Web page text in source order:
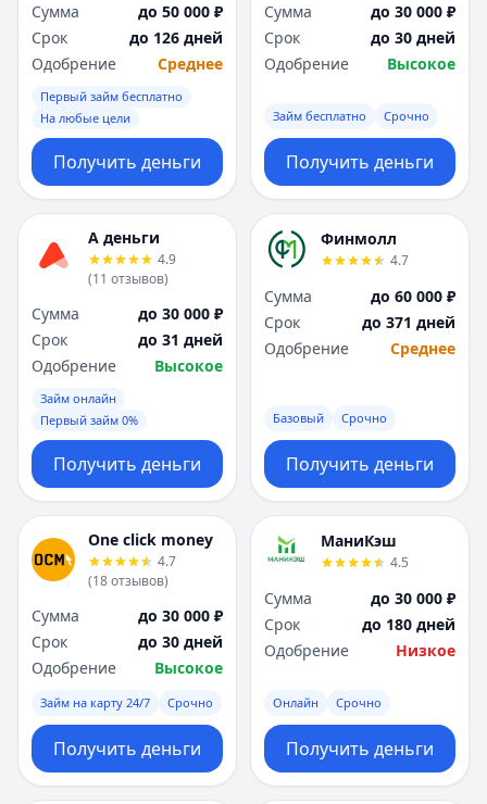
Сумма
до 50 000 ₽
Срок
до 126 дней
Одобрение
Среднее
Первый займ бесплатно
На любые цели
Получить деньги
Сумма
до 30 000 ₽
Срок
до 30 дней
Одобрение
Высокое
Займ бесплатно Срочно
Получить деньги
А деньги
4.9
(11 отзывов)
Сумма
до 30 000 ₽
Срок
до 31 дней
Одобрение
Высокое
Займ онлайн
Первый займ 0%
Получить деньги
Финмолл
4.7
Сумма
до 60 000 ₽
Срок
до 371 дней
Одобрение
Среднее
Базовый Срочно
Получить деньги
One click money
4.7
(18отзывов)
Сумма
до 30 000 ₽
Срок
до 30 дней
Одобрение
Высокое
Займ на карту 24/7 Срочно
Получить деньги
МаниКэш
4.5
Сумма
до 30 000 ₽
Срок
до 180 дней
Одобрение
Низкое
Онлайн Срочно
Получить деньги